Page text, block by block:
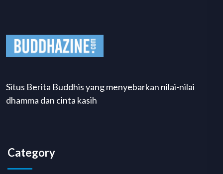
Situs Berita Buddhis yang menyebarkan nilai-nilai
dhamma dan cinta kasih
Category